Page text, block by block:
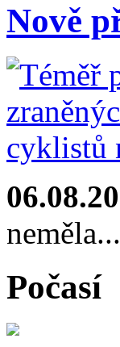
Nově
neměla...
Počasí